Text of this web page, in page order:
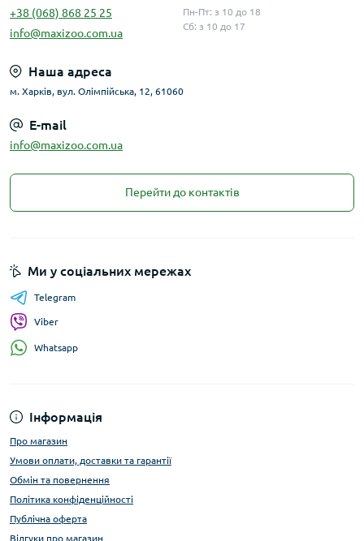
+38 (068) 868 25 25
info@maxizoo.com.ua
Пн-Пт: з 10 до 18
Сб: з 10 до 17
Наша адреса
м. Харків, вул. Олімпійська, 12, 61060
E-mail
info@maxizoo.com.ua
Перейти до контактів
Інформація
Про магазин
Умови оплати, доставки та гарантії
Обмін та повернення
Політика конфіденційності
Публічна оферта
Відгуки про магазин
Ми у соціальних мережах
Telegram
Viber
Whatsapp